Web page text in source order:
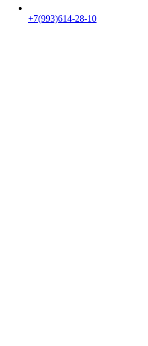
+7(993)614-28-10